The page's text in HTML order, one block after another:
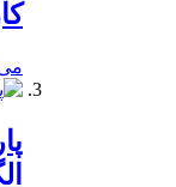
می 14,